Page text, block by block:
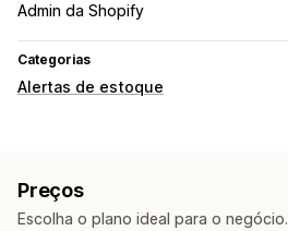
Admin da Shopify
Categorias
Alertas de estoque
Sem estoque
Preços
Escolha o plano ideal para o negócio.